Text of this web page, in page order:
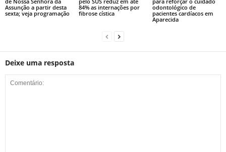
Assunção a partir desta
sexta; veja programação
84% as internações por
fibrose cística
odontológico de
pacientes cardíacos em
Aparecida
Deixe uma resposta